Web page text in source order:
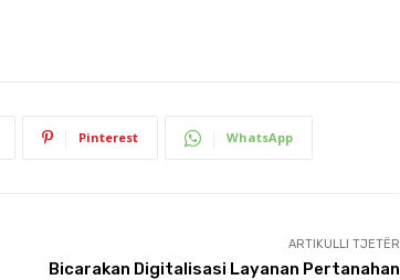
Pinterest WhatsApp
ARTIKULLI TJETËR
Bicarakan Digitalisasi Layanan Pertanahan